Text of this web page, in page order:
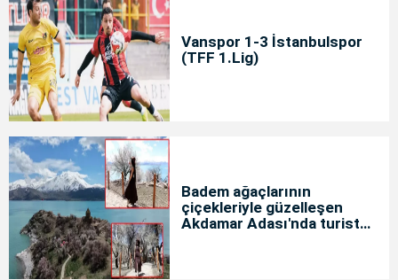
Vanspor 1-3 İstanbulspor
(TFF 1.Lig)
Badem ağaçlarının
çiçekleriyle güzelleşen
Akdamar Adası'nda turist